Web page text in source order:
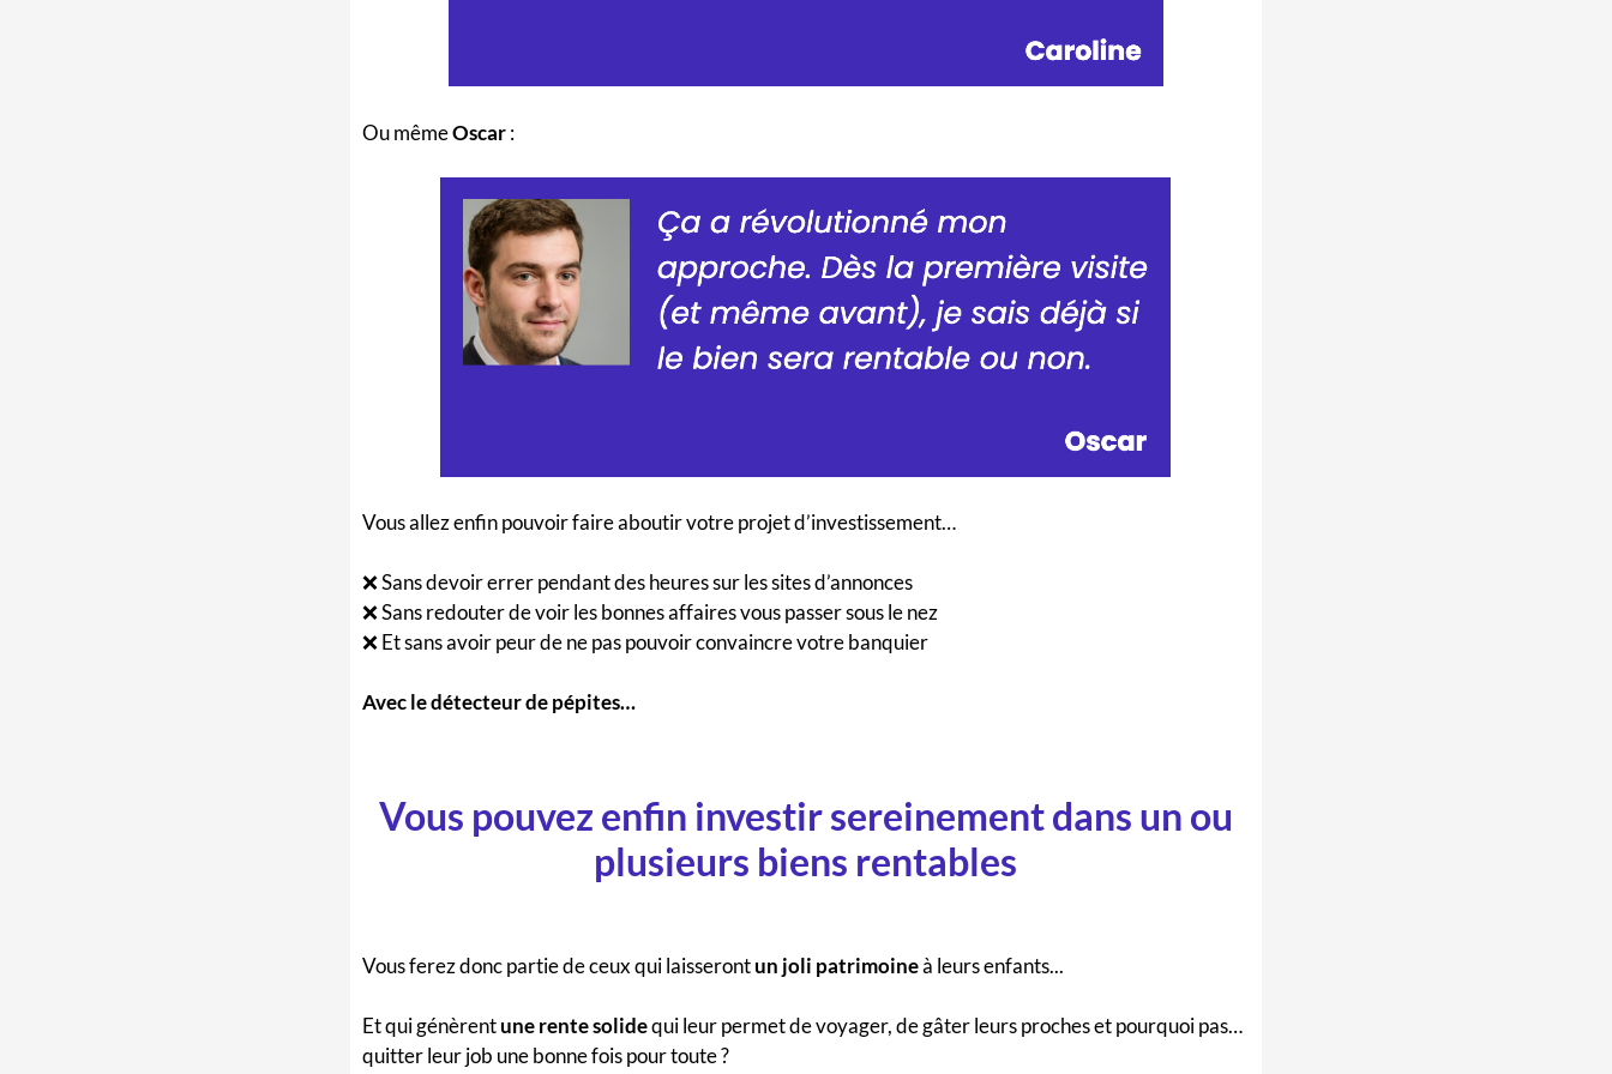
Ou mêmeOscar:
Vous allez enfin pouvoir faire aboutir votre projet d’investissement…
❌ Sans devoir errer pendant des heures sur les sites d’annonces
❌ Sans redouter de voir les bonnes affaires vous passer sous le nez
❌ Et sans avoir peur de ne pas pouvoir convaincre votre banquier
Avec le détecteur de pépites…
Vous pouvez enfin investir sereinement dans un ou
plusieurs biens rentables
Vous ferez donc partie de ceux qui laisserontun joli patrimoineà leurs enfants...
Et qui génèrentune rente solidequi leur permet de voyager, de gâter leurs proches et pourquoi pas…
quitter leur job une bonne fois pour toute ?